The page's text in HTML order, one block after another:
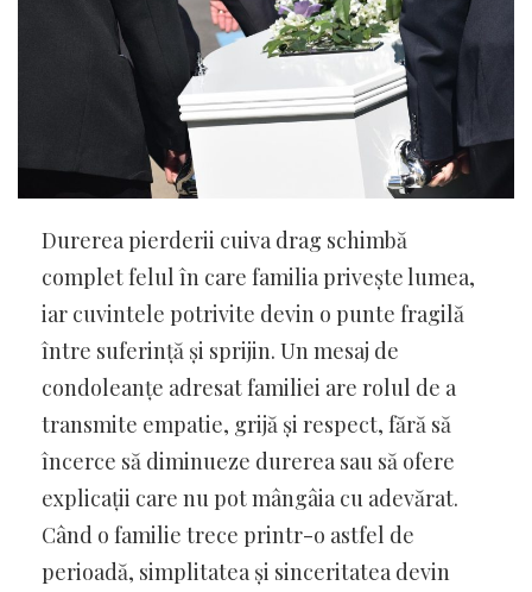
Durerea pierderii cuiva drag schimbă
complet felul în care familia privește lumea,
iar cuvintele potrivite devin o punte fragilă
între suferință și sprijin. Un mesaj de
condoleanțe adresat familiei are rolul de a
transmite empatie, grijă și respect, fără să
încerce să diminueze durerea sau să ofere
explicații care nu pot mângâia cu adevărat.
Când o familie trece printr-o astfel de
perioadă, simplitatea și sinceritatea devin